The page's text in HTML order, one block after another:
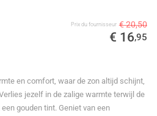
Prix ​​du fournisseur € 20,50
€ 16,95
en comfort, waar de zon altijd schijnt,
jezelf in de zalige warmte terwijl de
gouden tint. Geniet van een